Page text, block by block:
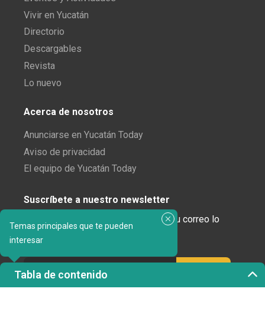
Temas principales que te pueden
interesar
Tabla de contenido
Vivir en Yucatán
Directorio
Descargables
Revista
Lo nuevo
Acerca de nosotros
Anunciarse en Yucatán Today
Aviso de privacidad
El equipo de Yucatán Today
Suscríbete a nuestro newsletter
¿Enamorado de Yucatán? Recibe en tu correo lo
mejor de Yucatán Today.